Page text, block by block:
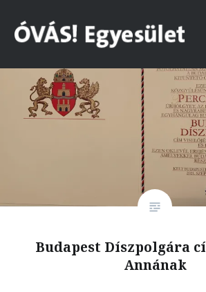
tartalomhoz
AZ ÓVÁS!
Bemutatkozunk
Éves beszámolók
Budapest Díszpolgára
Annának